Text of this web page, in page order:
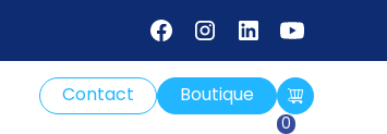
Contact Boutique
0